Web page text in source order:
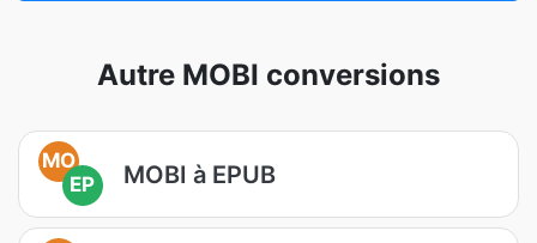
Autre MOBI conversions
MO
EP
MOBI à EPUB